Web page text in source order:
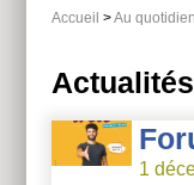
Accueil >Au quotidien
Actualités
1